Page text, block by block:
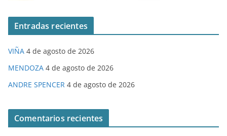
Entradas recientes
VIÑA 4 de agosto de 2026
MENDOZA 4 de agosto de 2026
ANDRE SPENCER 4 de agosto de 2026
Comentarios recientes